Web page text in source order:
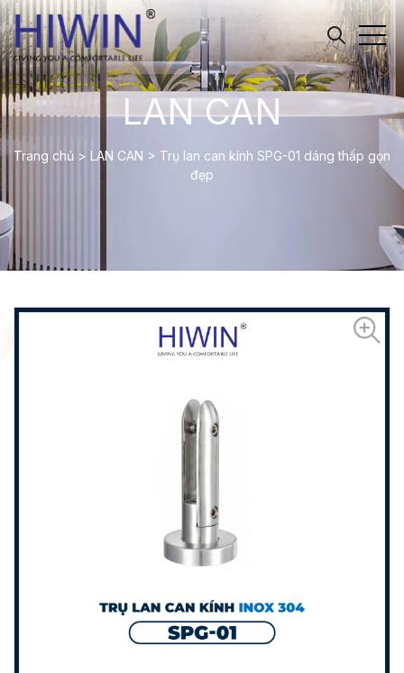
LAN CAN
Trang chủ > LAN CAN > Trụ lan can kính SPG-01 dáng thấp gọn
đẹp